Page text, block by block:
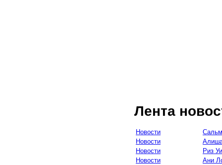
Лента
Новости
Новости
Новости
Риз
Новости
Ани